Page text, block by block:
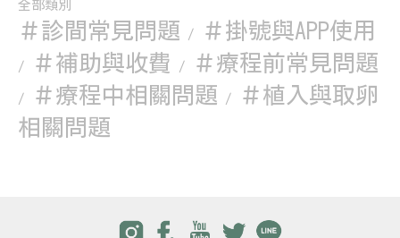
全部類別
＃診間常見問題 / ＃掛號與APP使用
/ ＃補助與收費 / ＃療程前常見問題
/ ＃療程中相關問題 /
＃植入與取卵
相關問題